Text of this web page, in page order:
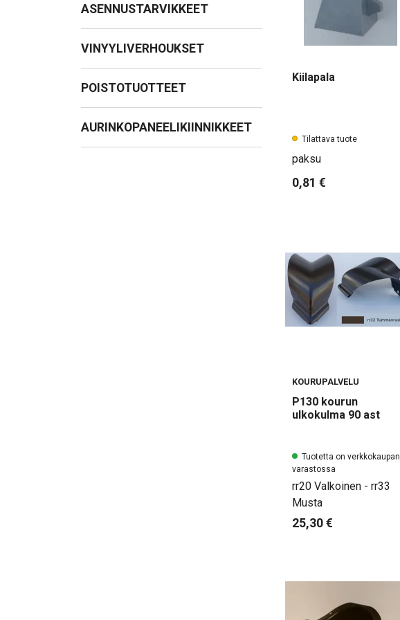
ASENNUSTARVIKKEET
VINYYLIVERHOUKSET
POISTOTUOTTEET
AURINKOPANEELIKIINNIKKEET
Kiilapala
Tilattava tuote
paksu
0,81 €
KOURUPALVELU
P130 kourun
ulkokulma 90 ast
Tuotetta on verkkokaupan
varastossa
rr20 Valkoinen - rr33
Musta
25,30 €